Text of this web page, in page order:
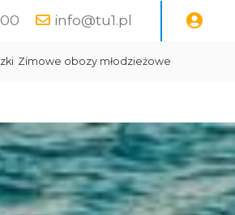
info@tu1.pl
Zimowe obozy młodzieżowe